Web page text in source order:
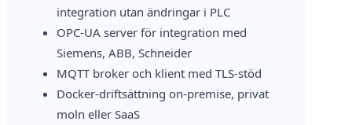
integration utan ändringar i PLC
OPC-UA server för integration med
Siemens, ABB, Schneider
MQTT broker och klient med TLS-stöd
Docker-driftsättning on-premise, privat
moln eller SaaS